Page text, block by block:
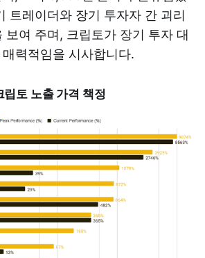
트레이더와 장기 투자자 간 괴리
보여 주며, 크립토가 장기 투자 대
력적임을 시사합니다.
토 노출 가격 책정